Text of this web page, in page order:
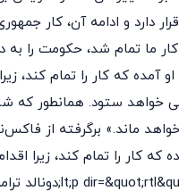
دارد و ادامه آن، کار
ما تمام شد، حکومت را
خواهد ستود. همانطور
ماند.» برگرفته از